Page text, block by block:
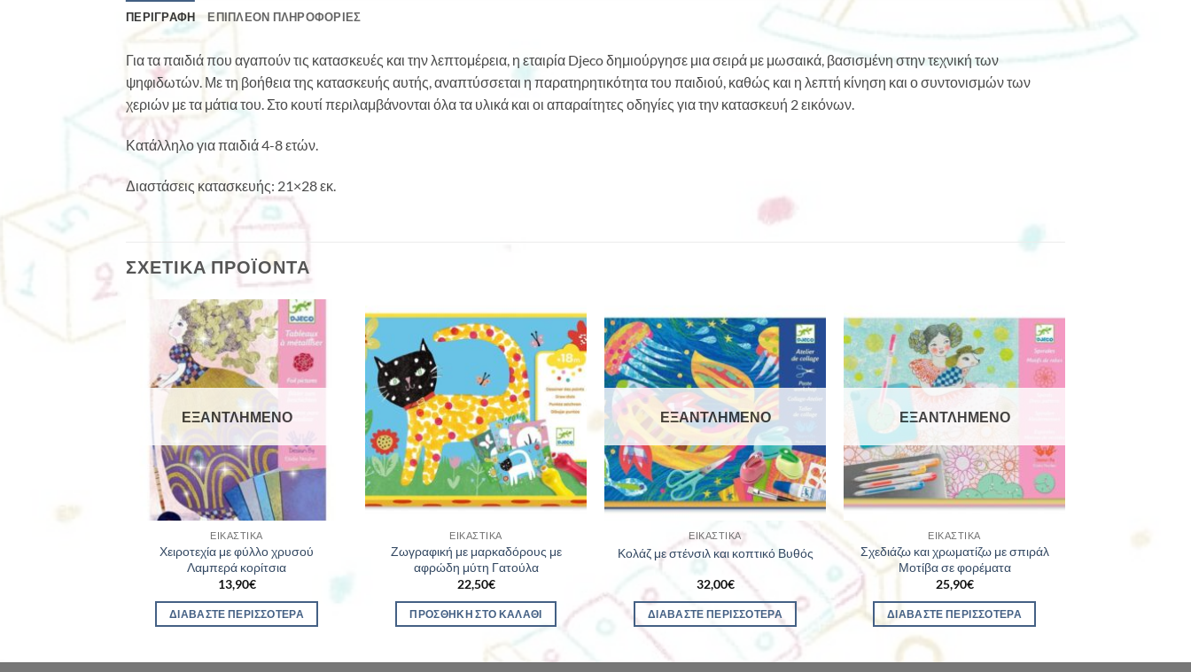
ΠΕΡΙΓΡΑΦΉ ΕΠΙΠΛΈΟΝ ΠΛΗΡΟΦΟΡΊΕΣ
Για τα παιδιά που αγαπούν τις κατασκευές και την λεπτομέρεια, η εταιρία Djeco δημιούργησε μια σειρά με μωσαικά, βασισμένη στην τεχνική των
ψηφιδωτών. Με τη βοήθεια της κατασκευής αυτής, αναπτύσσεται η παρατηρητικότητα του παιδιού, καθώς και η λεπτή κίνηση και ο συντονισμών των
χεριών με τα μάτια του. Στο κουτί περιλαμβάνονται όλα τα υλικά και οι απαραίτητες οδηγίες για την κατασκευή 2 εικόνων.
Κατάλληλο για παιδιά 4-8 ετών.
Διαστάσεις κατασκευής: 21×28 εκ.
ΣΧΕΤΙΚΆ ΠΡΟΪΌΝΤΑ
ΕΞΑΝΤΛΗΜΈΝΟ
ΕΙΚΑΣΤΙΚΆ
Χειροτεχία με φύλλο χρυσού
Λαμπερά κορίτσια
13,90€
ΔΙΑΒΆΣΤΕ ΠΕΡΙΣΣΌΤΕΡΑ
ΕΙΚΑΣΤΙΚΆ
Ζωγραφική με μαρκαδόρους με
αφρώδη μύτη Γατούλα
22,50€
ΠΡΟΣΘΉΚΗ ΣΤΟ ΚΑΛΆΘΙ
ΕΞΑΝΤΛΗΜΈΝΟ
ΕΙΚΑΣΤΙΚΆ
Κολάζ με στένσιλ και κοπτικό Βυθός
32,00€
ΔΙΑΒΆΣΤΕ ΠΕΡΙΣΣΌΤΕΡΑ
ΕΞΑΝΤΛΗΜΈΝΟ
ΕΙΚΑΣΤΙΚΆ
Σχεδιάζω και χρωματίζω με σπιράλ
Μοτίβα σε φορέματα
25,90€
ΔΙΑΒΆΣΤΕ ΠΕΡΙΣΣΌΤΕΡΑ